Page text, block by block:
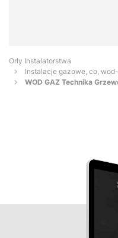
Orły Instalatorstwa
Instalacje gazowe, co,
WOD GAZ Technika